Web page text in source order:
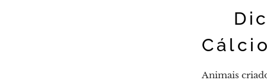
💡
Cálcio
Animais